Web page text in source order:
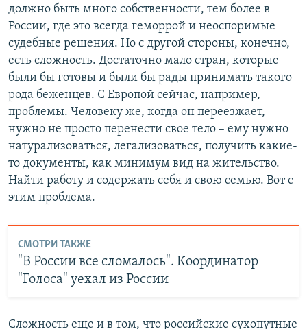
должно быть много собственности, тем более в
России, где это всегда геморрой и неоспоримые
судебные решения. Но с другой стороны, конечно,
есть сложность. Достаточно мало стран, которые
были бы готовы и были бы рады принимать такого
рода беженцев. С Европой сейчас, например,
проблемы. Человеку же, когда он переезжает,
нужно не просто перенести свое тело – ему нужно
натурализоваться, легализоваться, получить какие-
то документы, как минимум вид на жительство.
Найти работу и содержать себя и свою семью. Вот с
этим проблема.
СМОТРИ ТАКЖЕ
"В России все сломалось". Координатор
"Голоса" уехал из России
Сложность еще и в том, что российские сухопутные